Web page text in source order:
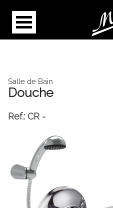
Salle de Bain
Douche
Ref.: CR -